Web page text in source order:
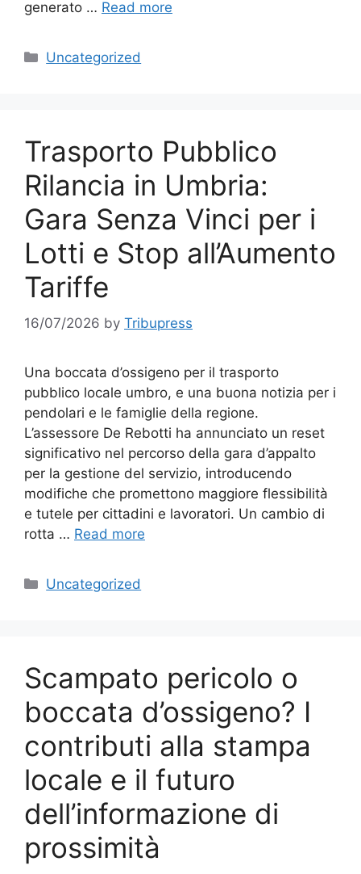
generato … Read more
Categories
Uncategorized
Trasporto Pubblico
Rilancia in Umbria:
Gara Senza Vinci per i
Lotti e Stop all’Aumento
Tariffe
16/07/2026 by Tribupress
Una boccata d’ossigeno per il trasporto
pubblico locale umbro, e una buona notizia per i
pendolari e le famiglie della regione.
L’assessore De Rebotti ha annunciato un reset
significativo nel percorso della gara d’appalto
per la gestione del servizio, introducendo
modifiche che promettono maggiore flessibilità
e tutele per cittadini e lavoratori. Un cambio di
rotta … Read more
Categories
Uncategorized
Scampato pericolo o
boccata d’ossigeno? I
contributi alla stampa
locale e il futuro
dell’informazione di
prossimità